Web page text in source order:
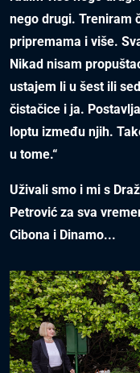
nego drugi. Treniram
pripremama i više.
Nikad nisam
ustajem li u šest ili
čistačice i ja.
loptu između njih.
u tome.“
Uživali smo i mi s
Petrović za sva
Cibona i Dinamo...